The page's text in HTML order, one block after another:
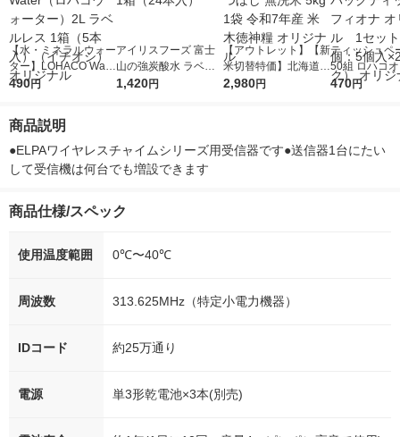
【水・ミネラルウォー
ター】LOHACO Wate
r（ロハコウォータ
シ） オリジナル
490円
アイリスフーズ 富士
山の強炭酸水 ラベル
レス 500ml 1箱（24
1,420円
【アウトレット】【新
米切替特価】北海道産
ななつぼし 無洗米 5k
2,980円
ティッシュペ
50組 ロハコ
ルソフトパッ
オリジナル
470円
商品説明
●ELPAワイヤレスチャイムシリーズ用受信器です●送信器1台にたい
して受信機は何台でも増設できます
商品仕様/スペック
使用温度範囲 0℃〜40℃
周波数 313.625MHz（特定小電力機器）
IDコード 約25万通り
電源 単3形乾電池×3本(別売)